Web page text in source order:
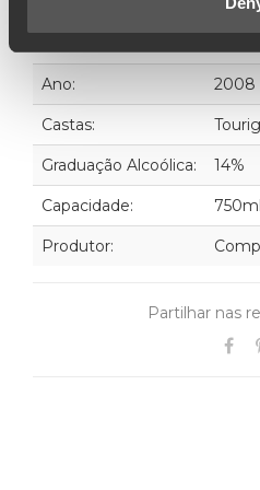
Ano: 2008
Castas:
Graduação Alcoólica: 14%
Capacidade: 750ml
Produtor:
Partilhar nas